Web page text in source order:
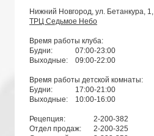
Нижний Новгород, ул. Бетанкура, 1,
ТРЦ Седьмое Небо
Время работы клуба:
Будни:
07:00-23:00
Выходные:
09:00-22:00
Время работы детской комнаты:
Будни:
17:00-21:00
Выходные:
10:00-16:00
Рецепция:
2-200-382
Отдел продаж:
2-200-325